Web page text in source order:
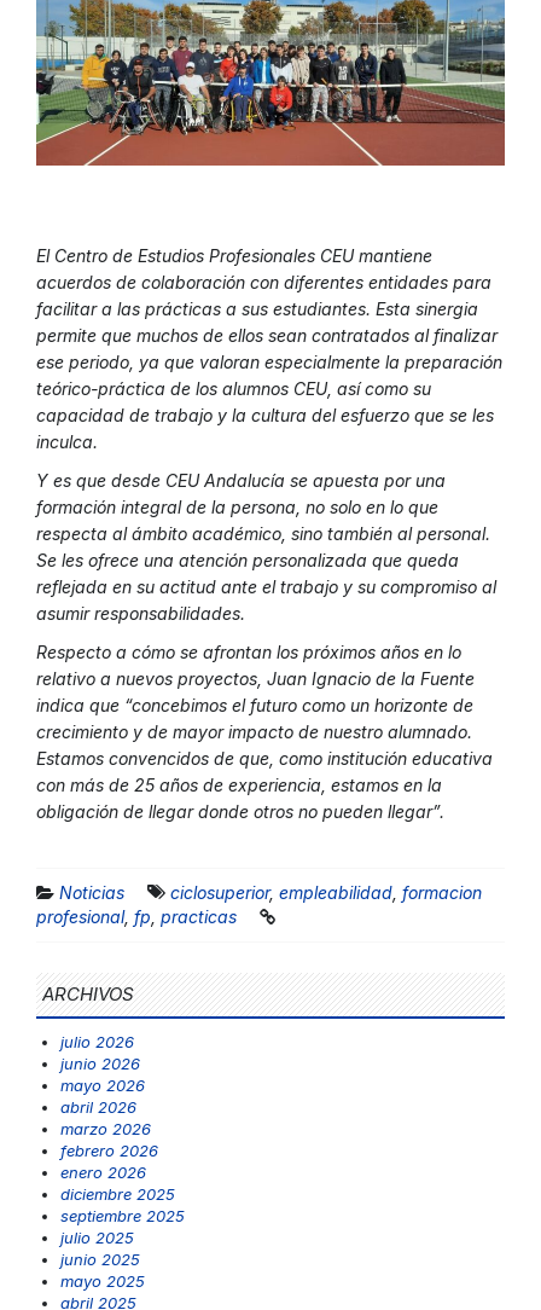
El Centro de Estudios Profesionales CEU mantiene
acuerdos de colaboración con diferentes entidades para
facilitar a las prácticas a sus estudiantes. Esta sinergia
permite que muchos de ellos sean contratados al finalizar
ese periodo, ya que valoran especialmente la preparación
teórico-práctica de los alumnos CEU, así como su
capacidad de trabajo y la cultura del esfuerzo que se les
inculca.
Y es que desde CEU Andalucía se apuesta por una
formación integral de la persona, no solo en lo que
respecta al ámbito académico, sino también al personal.
Se les ofrece una atención personalizada que queda
reflejada en su actitud ante el trabajo y su compromiso al
asumir responsabilidades.
Respecto a cómo se afrontan los próximos años en lo
relativo a nuevos proyectos, Juan Ignacio de la Fuente
indica que “concebimos el futuro como un horizonte de
crecimiento y de mayor impacto de nuestro alumnado.
Estamos convencidos de que, como institución educativa
con más de 25 años de experiencia, estamos en la
obligación de llegar donde otros no pueden llegar”.
Noticias ciclosuperior, empleabilidad, formacion
profesional, fp, practicas
ARCHIVOS
julio 2026
junio 2026
mayo 2026
abril 2026
marzo 2026
febrero 2026
enero 2026
diciembre 2025
septiembre 2025
julio 2025
junio 2025
mayo 2025
abril 2025